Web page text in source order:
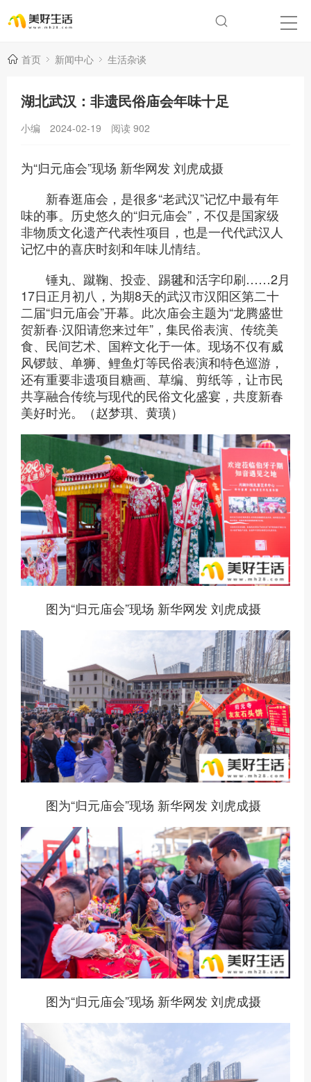
首页 新闻中心 生活杂谈
湖北武汉：非遗民俗庙会年味十足
小编 2024-02-19 阅读 902
为“归元庙会”现场 新华网发 刘虎成摄
新春逛庙会，是很多“老武汉”记忆中最有年
味的事。历史悠久的“归元庙会”，不仅是国家级
非物质文化遗产代表性项目，也是一代代武汉人
记忆中的喜庆时刻和年味儿情结。
锤丸、蹴鞠、投壶、踢毽和活字印刷……2月
17日正月初八，为期8天的武汉市汉阳区第二十
二届“归元庙会”开幕。此次庙会主题为“龙腾盛世
贺新春·汉阳请您来过年”，集民俗表演、传统美
食、民间艺术、国粹文化于一体。现场不仅有威
风锣鼓、单狮、鲤鱼灯等民俗表演和特色巡游，
还有重要非遗项目糖画、草编、剪纸等，让市民
共享融合传统与现代的民俗文化盛宴，共度新春
美好时光。（赵梦琪、黄璜）
图为“归元庙会”现场 新华网发 刘虎成摄
图为“归元庙会”现场 新华网发 刘虎成摄
图为“归元庙会”现场 新华网发 刘虎成摄